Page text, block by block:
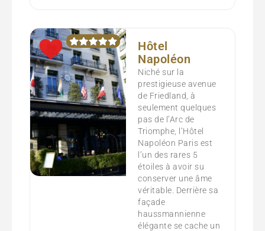
Hôtel
Napoléon
Niché sur la
prestigieuse avenue
de Friedland, à
seulement quelques
pas de l’Arc de
Triomphe, l’Hôtel
Napoléon Paris est
l’un des rares 5
étoiles à avoir su
conserver une âme
véritable. Derrière sa
façade
haussmannienne
élégante se cache un